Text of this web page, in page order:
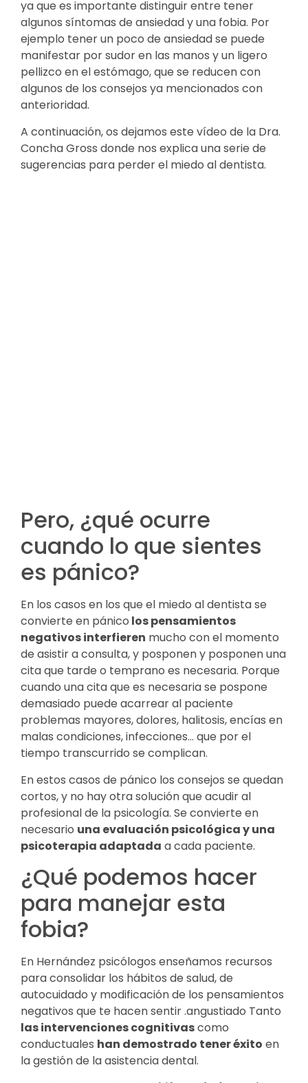
ya que es importante distinguir entre tener
algunos síntomas de ansiedad y una fobia. Por
ejemplo tener un poco de ansiedad se puede
manifestar por sudor en las manos y un ligero
pellizco en el estómago, que se reducen con
algunos de los consejos ya mencionados con
anterioridad.
A continuación, os dejamos este vídeo de la Dra.
Concha Gross donde nos explica una serie de
sugerencias para perder el miedo al dentista.
Pero, ¿qué ocurre
cuando lo que sientes
es pánico?
En los casos en los que el miedo al dentista se
convierte en pánico los pensamientos
negativos interfieren mucho con el momento
de asistir a consulta, y posponen y posponen una
cita que tarde o temprano es necesaria. Porque
cuando una cita que es necesaria se pospone
demasiado puede acarrear al paciente
problemas mayores, dolores, halitosis, encías en
malas condiciones, infecciones… que por el
tiempo transcurrido se complican.
En estos casos de pánico los consejos se quedan
cortos, y no hay otra solución que acudir al
profesional de la psicología. Se convierte en
necesario una evaluación psicológica y una
psicoterapia adaptada a cada paciente.
¿Qué podemos hacer
para manejar esta
fobia?
En Hernández psicólogos enseñamos recursos
para consolidar los hábitos de salud, de
autocuidado y modificación de los pensamientos
negativos que te hacen sentir .angustiado Tanto
las intervenciones cognitivascomo
conductuales han demostrado tener éxito en
la gestión de la asistencia dental.